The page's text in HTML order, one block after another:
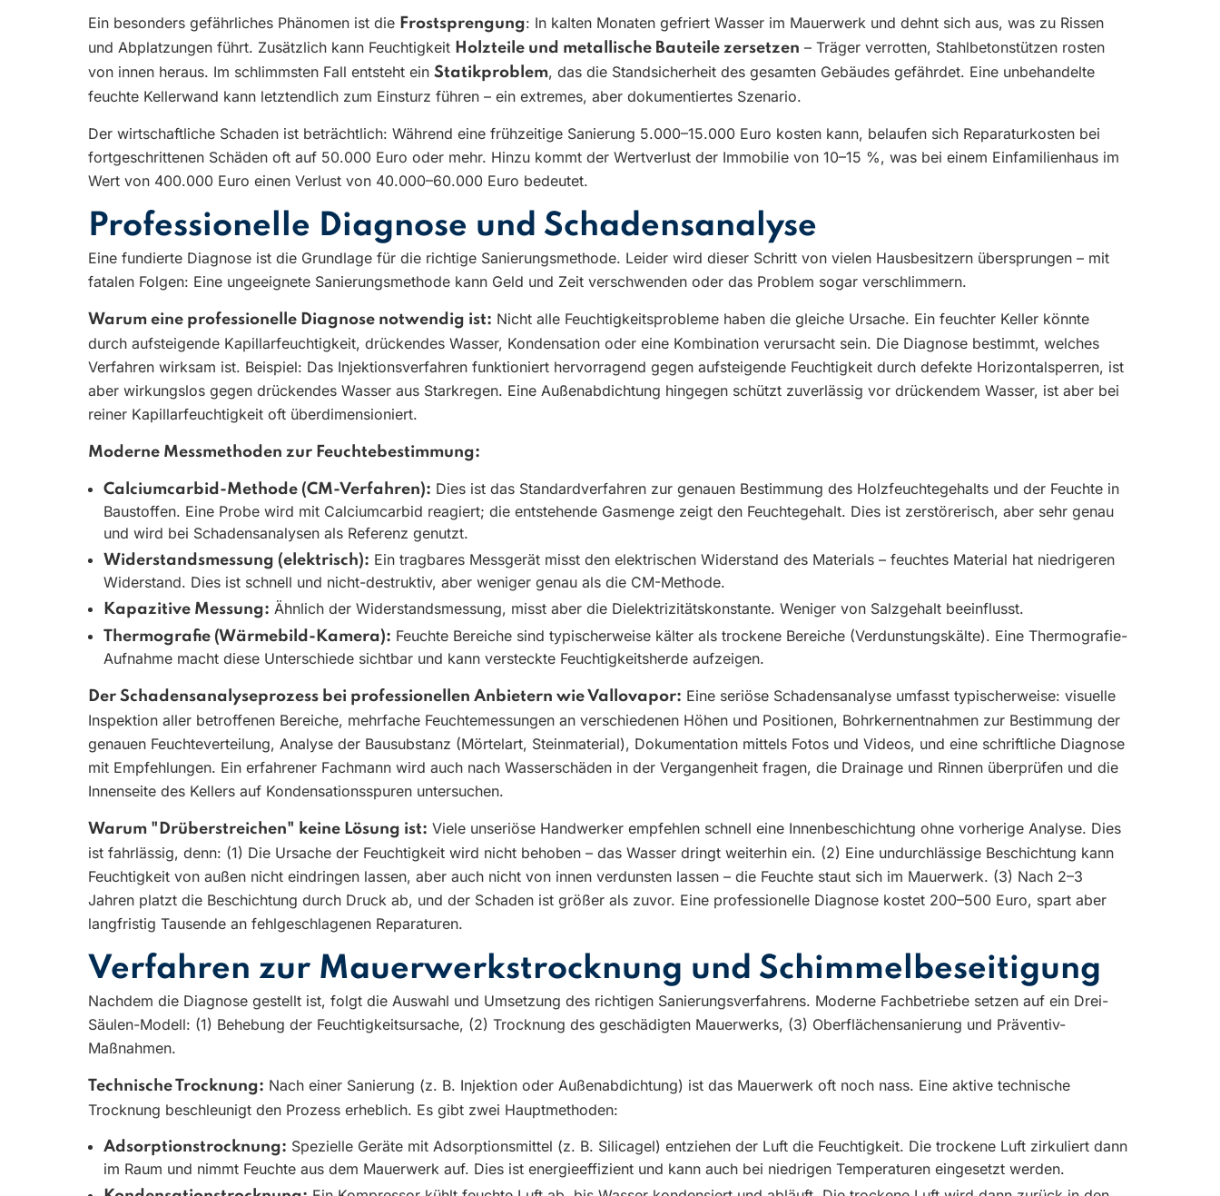
Ein besonders gefährliches Phänomen ist die Frostsprengung: In kalten Monaten gefriert Wasser im Mauerwerk und dehnt sich aus, was zu Rissen
und Abplatzungen führt. Zusätzlich kann Feuchtigkeit Holzteile und metallische Bauteile zersetzen – Träger verrotten, Stahlbetonstützen rosten
von innen heraus. Im schlimmsten Fall entsteht ein Statikproblem, das die Standsicherheit des gesamten Gebäudes gefährdet. Eine unbehandelte
feuchte Kellerwand kann letztendlich zum Einsturz führen – ein extremes, aber dokumentiertes Szenario.
Der wirtschaftliche Schaden ist beträchtlich: Während eine frühzeitige Sanierung 5.000–15.000 Euro kosten kann, belaufen sich Reparaturkosten bei
fortgeschrittenen Schäden oft auf 50.000 Euro oder mehr. Hinzu kommt der Wertverlust der Immobilie von 10–15 %, was bei einem Einfamilienhaus im
Wert von 400.000 Euro einen Verlust von 40.000–60.000 Euro bedeutet.
Professionelle Diagnose und Schadensanalyse
Eine fundierte Diagnose ist die Grundlage für die richtige Sanierungsmethode. Leider wird dieser Schritt von vielen Hausbesitzern übersprungen – mit
fatalen Folgen: Eine ungeeignete Sanierungsmethode kann Geld und Zeit verschwenden oder das Problem sogar verschlimmern.
Warum eine professionelle Diagnose notwendig ist: Nicht alle Feuchtigkeitsprobleme haben die gleiche Ursache. Ein feuchter Keller könnte
durch aufsteigende Kapillarfeuchtigkeit, drückendes Wasser, Kondensation oder eine Kombination verursacht sein. Die Diagnose bestimmt, welches
Verfahren wirksam ist. Beispiel: Das Injektionsverfahren funktioniert hervorragend gegen aufsteigende Feuchtigkeit durch defekte Horizontalsperren, ist
aber wirkungslos gegen drückendes Wasser aus Starkregen. Eine Außenabdichtung hingegen schützt zuverlässig vor drückendem Wasser, ist aber bei
reiner Kapillarfeuchtigkeit oft überdimensioniert.
Moderne Messmethoden zur Feuchtebestimmung:
Calciumcarbid-Methode (CM-Verfahren): Dies ist das Standardverfahren zur genauen Bestimmung des Holzfeuchtegehalts und der Feuchte in
Baustoffen. Eine Probe wird mit Calciumcarbid reagiert; die entstehende Gasmenge zeigt den Feuchtegehalt. Dies ist zerstörerisch, aber sehr genau
und wird bei Schadensanalysen als Referenz genutzt.
Widerstandsmessung (elektrisch): Ein tragbares Messgerät misst den elektrischen Widerstand des Materials – feuchtes Material hat niedrigeren
Widerstand. Dies ist schnell und nicht-destruktiv, aber weniger genau als die CM-Methode.
Kapazitive Messung: Ähnlich der Widerstandsmessung, misst aber die Dielektrizitätskonstante. Weniger von Salzgehalt beeinflusst.
Thermografie (Wärmebild-Kamera): Feuchte Bereiche sind typischerweise kälter als trockene Bereiche (Verdunstungskälte). Eine Thermografie-
Aufnahme macht diese Unterschiede sichtbar und kann versteckte Feuchtigkeitsherde aufzeigen.
Der Schadensanalyseprozess bei professionellen Anbietern wie Vallovapor: Eine seriöse Schadensanalyse umfasst typischerweise: visuelle
Inspektion aller betroffenen Bereiche, mehrfache Feuchtemessungen an verschiedenen Höhen und Positionen, Bohrkernentnahmen zur Bestimmung der
genauen Feuchteverteilung, Analyse der Bausubstanz (Mörtelart, Steinmaterial), Dokumentation mittels Fotos und Videos, und eine schriftliche Diagnose
mit Empfehlungen. Ein erfahrener Fachmann wird auch nach Wasserschäden in der Vergangenheit fragen, die Drainage und Rinnen überprüfen und die
Innenseite des Kellers auf Kondensationsspuren untersuchen.
Warum "Drüberstreichen" keine Lösung ist: Viele unseriöse Handwerker empfehlen schnell eine Innenbeschichtung ohne vorherige Analyse. Dies
ist fahrlässig, denn: (1) Die Ursache der Feuchtigkeit wird nicht behoben – das Wasser dringt weiterhin ein. (2) Eine undurchlässige Beschichtung kann
Feuchtigkeit von außen nicht eindringen lassen, aber auch nicht von innen verdunsten lassen – die Feuchte staut sich im Mauerwerk. (3) Nach 2–3
Jahren platzt die Beschichtung durch Druck ab, und der Schaden ist größer als zuvor. Eine professionelle Diagnose kostet 200–500 Euro, spart aber
langfristig Tausende an fehlgeschlagenen Reparaturen.
Verfahren zur Mauerwerkstrocknung und Schimmelbeseitigung
Nachdem die Diagnose gestellt ist, folgt die Auswahl und Umsetzung des richtigen Sanierungsverfahrens. Moderne Fachbetriebe setzen auf ein Drei-
Säulen-Modell: (1) Behebung der Feuchtigkeitsursache, (2) Trocknung des geschädigten Mauerwerks, (3) Oberflächensanierung und Präventiv-
Maßnahmen.
Technische Trocknung: Nach einer Sanierung (z. B. Injektion oder Außenabdichtung) ist das Mauerwerk oft noch nass. Eine aktive technische
Trocknung beschleunigt den Prozess erheblich. Es gibt zwei Hauptmethoden:
Adsorptionstrocknung: Spezielle Geräte mit Adsorptionsmittel (z. B. Silicagel) entziehen der Luft die Feuchtigkeit. Die trockene Luft zirkuliert dann
im Raum und nimmt Feuchte aus dem Mauerwerk auf. Dies ist energieeffizient und kann auch bei niedrigen Temperaturen eingesetzt werden.